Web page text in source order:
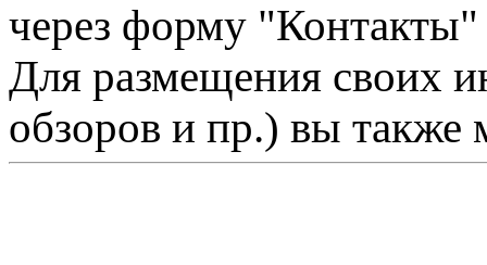
через форму "Контакты"
Для размещения своих
обзоров и пр.) вы также